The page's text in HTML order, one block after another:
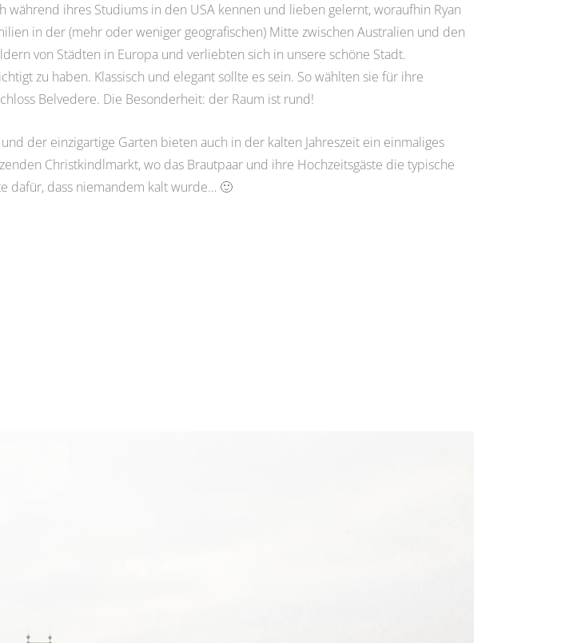
während ihres Studiums in den USA kennen und lieben gelernt, woraufhin Ryan
in der (mehr oder weniger geografischen) Mitte zwischen Australien und den
von Städten in Europa und verliebten sich in unsere schöne Stadt.
zu haben. Klassisch und elegant sollte es sein. So wählten sie für ihre
Belvedere. Die Besonderheit: der Raum ist rund!
der einzigartige Garten bieten auch in der kalten Jahreszeit ein einmaliges
Christkindlmarkt, wo das Brautpaar und ihre Hochzeitsgäste die typische
dafür, dass niemandem kalt wurde… 🙂